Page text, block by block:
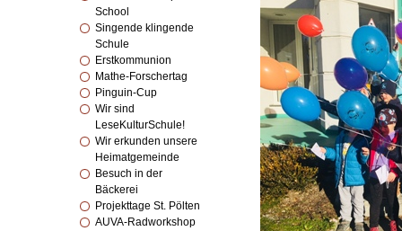
School
Singende klingende
Schule
Erstkommunion
Mathe-Forschertag
Pinguin-Cup
Wir sind
LeseKulturSchule!
Wir erkunden unsere
Heimatgemeinde
Besuch in der
Bäckerei
Projekttage St. Pölten
AUVA-Radworkshop